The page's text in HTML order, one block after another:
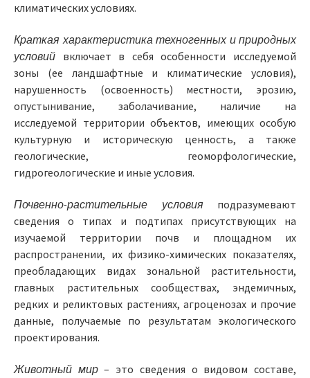
климатических условиях.
Краткая характеристика техногенных и природных
условий включает в себя особенности исследуемой
зоны (ее ландшафтные и климатические условия),
нарушенность (освоенность) местности, эрозию,
опустынивание, заболачивание, наличие на
исследуемой территории объектов, имеющих особую
культурную и историческую ценность, а также
геологические, геоморфологические,
гидрогеологические и иные условия.
Почвенно-растительные условияподразумевают
сведения о типах и подтипах присутствующих на
изучаемой территории почв и площадном их
распространении, их физико-химических показателях,
преобладающих видах зональной растительности,
главных растительных сообществах, эндемичных,
редких и реликтовых растениях, агроценозах и прочие
данные, получаемые по результатам экологического
проектирования.
Животный мир– это сведения о видовом составе,